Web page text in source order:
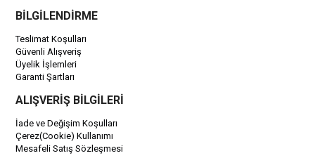
BİLGİLENDİRME
Teslimat Koşulları
Güvenli Alışveriş
Üyelik İşlemleri
Garanti Şartları
ALIŞVERİŞ BİLGİLERİ
İade ve Değişim Koşulları
Çerez(Cookie) Kullanımı
Mesafeli Satış Sözleşmesi